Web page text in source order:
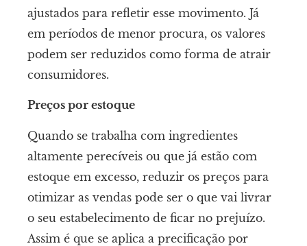
ajustados para refletir esse movimento. Já
em períodos de menor procura, os valores
podem ser reduzidos como forma de atrair
consumidores.
Preços por estoque
Quando se trabalha com ingredientes
altamente perecíveis ou que já estão com
estoque em excesso, reduzir os preços para
otimizar as vendas pode ser o que vai livrar
o seu estabelecimento de ficar no prejuízo.
Assim é que se aplica a precificação por